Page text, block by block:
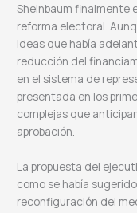
Sheinbaum finalmente
reforma electoral.
ideas que había
reducción del
en el sistema de
presentada en los
complejas que
aprobación.
La propuesta del
como se había
reconfiguración del